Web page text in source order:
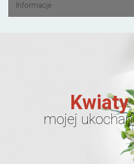
Informacje
Kwiaty
mojej